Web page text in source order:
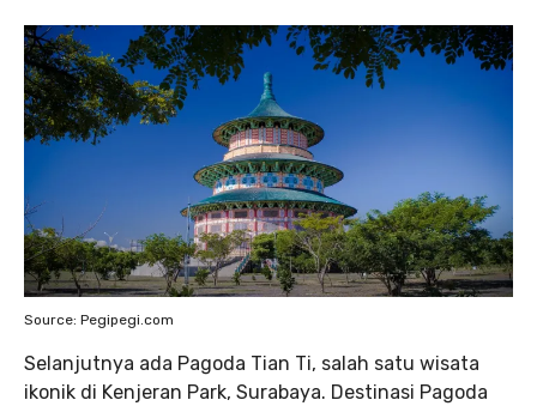
Source: Pegipegi.com
Selanjutnya ada Pagoda Tian Ti, salah satu wisata
ikonik di Kenjeran Park, Surabaya. Destinasi Pagoda